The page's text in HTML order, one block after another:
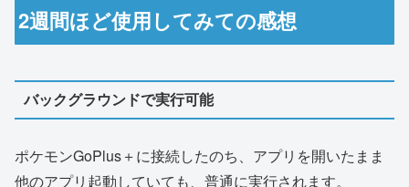
2週間ほど使用してみての感想
バックグラウンドで実行可能
ポケモンGoPlus＋に接続したのち、アプリを開いたまま
他のアプリ起動していても、普通に実行されます。